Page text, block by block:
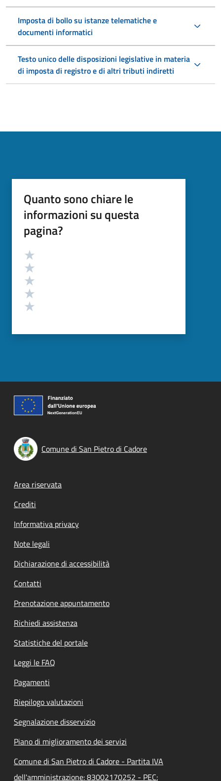
Imposta di bollo su istanze telematiche e
documenti informatici
Testo unico delle disposizioni legislative in materia
di imposta di registro e di altri tributi indiretti
Quanto sono chiare le
informazioni su questa
pagina?
Valutazione
Comune di San Pietro di Cadore
Footer menu
Area riservata
Crediti
Informativa privacy
Note legali
Dichiarazione di accessibilità
Contatti
Prenotazione appuntamento
Richiedi assistenza
Statistiche del portale
Leggi le FAQ
Pagamenti
Riepilogo valutazioni
Segnalazione disservizio
Piano di miglioramento dei servizi
Comune di San Pietro di Cadore - Partita IVA
dell'amministrazione: 83002170252 - PEC: